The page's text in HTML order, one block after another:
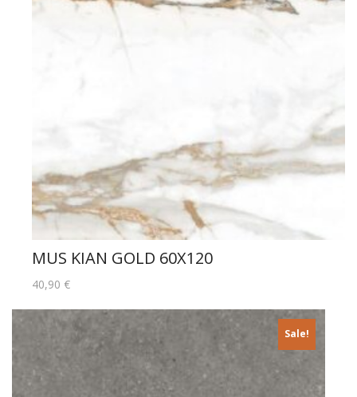
MUS KIAN GOLD 60X120
40,90 €
Sale!